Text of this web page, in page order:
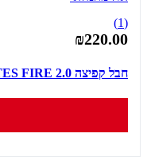
(1)
₪220.00
חבל קפיצה VELITES FIRE 2.0 - שחור